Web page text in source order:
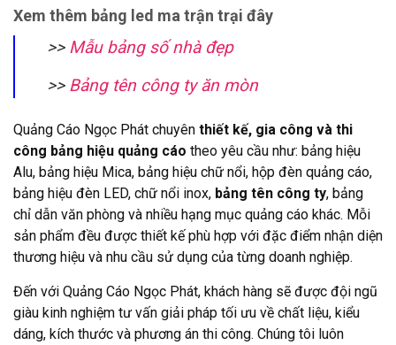
Xem thêm bảng led ma trận trại đây
>> Mẫu bảng số nhà đẹp
>> Bảng tên công ty ăn mòn
Quảng Cáo Ngọc Phát chuyên thiết kế, gia công và thi
công bảng hiệu quảng cáo theo yêu cầu như: bảng hiệu
Alu, bảng hiệu Mica, bảng hiệu chữ nổi, hộp đèn quảng cáo,
bảng hiệu đèn LED, chữ nổi inox, bảng tên công ty, bảng
chỉ dẫn văn phòng và nhiều hạng mục quảng cáo khác. Mỗi
sản phẩm đều được thiết kế phù hợp với đặc điểm nhận diện
thương hiệu và nhu cầu sử dụng của từng doanh nghiệp.
Đến với Quảng Cáo Ngọc Phát, khách hàng sẽ được đội ngũ
giàu kinh nghiệm tư vấn giải pháp tối ưu về chất liệu, kiểu
dáng, kích thước và phương án thi công. Chúng tôi luôn